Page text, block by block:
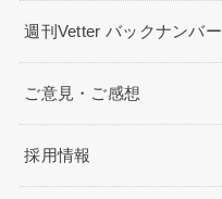
週刊Vetter バックナンバー
ご意見・ご感想
採用情報